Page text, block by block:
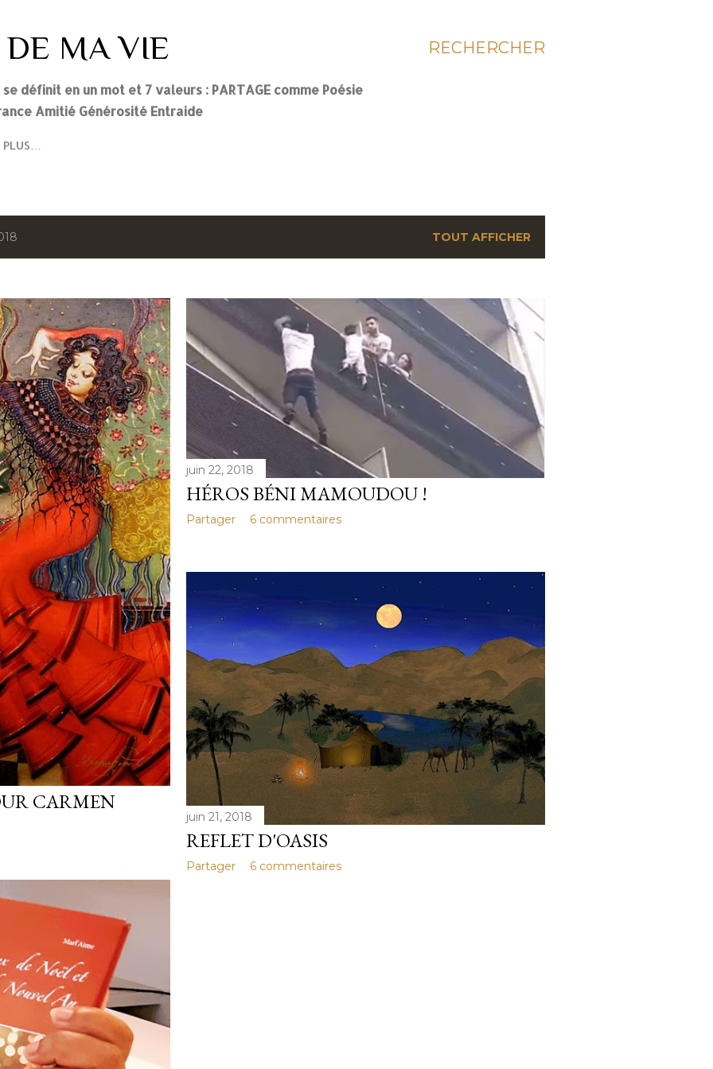
RECHERCHER
DE MA VIE
définit en un mot et 7 valeurs : PARTAGE comme Poésie
Amitié Générosité Entraide
PLUS…
TOUT AFFICHER
CARMEN
juin 22, 2018
HÉROS BÉNI MAMOUDOU !
Partager 6 commentaires
juin 21, 2018
REFLET D'OASIS
Partager 6 commentaires